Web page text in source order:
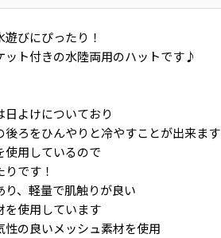
びにぴったり！
ット付きの水陸両用のハットです♪
日よけについており
ろをひんやりと冷やすことが出来ます
使用しているので
です！
り、軽量で肌触りが良い
使用しています
性の良いメッシュ素材を使用